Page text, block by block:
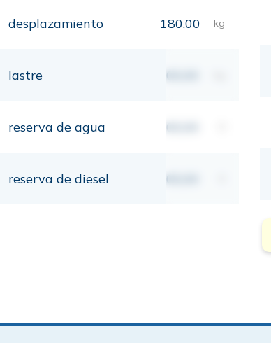
desplazamiento 180,00 kg
lastre 00,00
reserva de agua 00,00
reserva de diesel 00,00